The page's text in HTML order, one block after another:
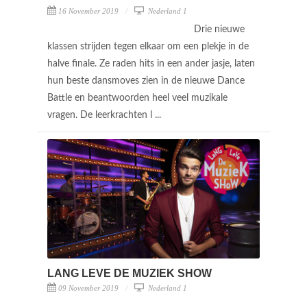
16 November 2019 Nederland 1
Drie nieuwe
klassen strijden tegen elkaar om een plekje in de
halve finale. Ze raden hits in een ander jasje, laten
hun beste dansmoves zien in de nieuwe Dance
Battle en beantwoorden heel veel muzikale
vragen. De leerkrachten l ...
LANG LEVE DE MUZIEK SHOW
09 November 2019 Nederland 1